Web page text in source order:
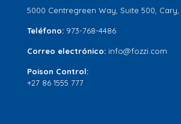
5000 Centregreen Way, Suite 500, Cary,
Teléfono: 973-768-4486
Correo electrónico: info@fozzi.com
Poison Control:
+27 86 1555 777